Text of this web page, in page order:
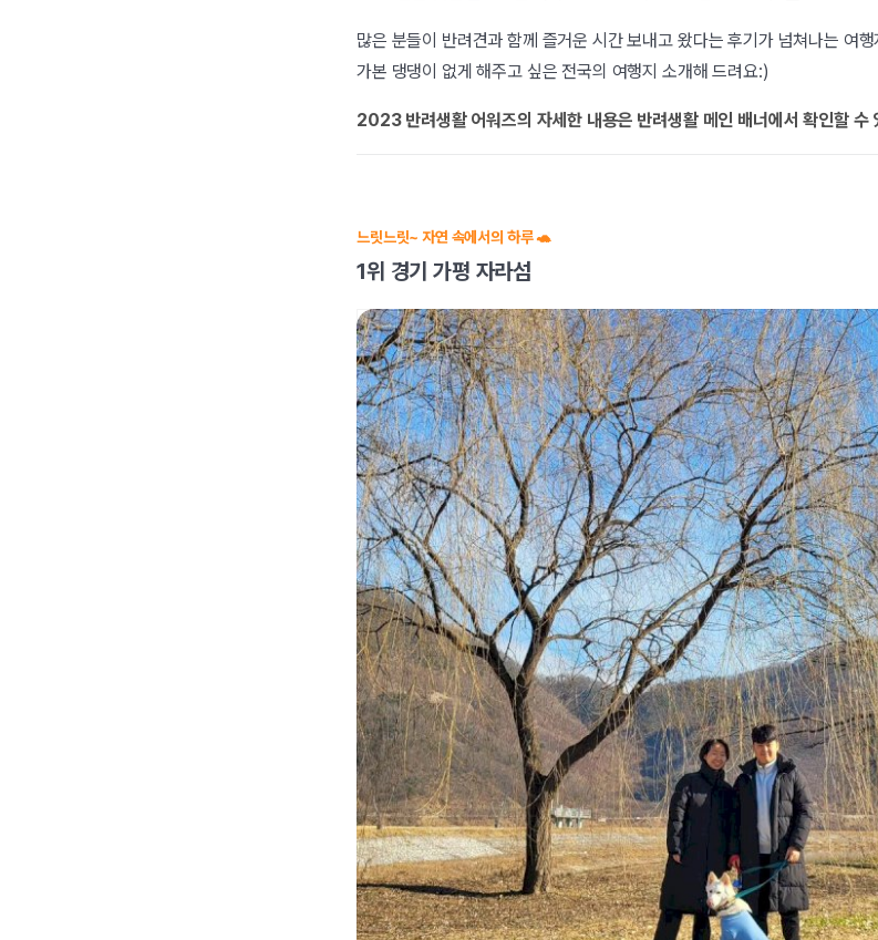
많은 분들이 반려견과 함께 즐거운 시간 보내고 왔다는 후기가 넘쳐나는 여
가본 댕댕이 없게 해주고 싶은 전국의 여행지 소개해 드려요:)
2023 반려생활 어워즈의 자세한 내용은 반려생활 메인 배너에서 확인할 수
느릿느릿~ 자연 속에서의 하루 🐢
1위 경기 가평 자라섬